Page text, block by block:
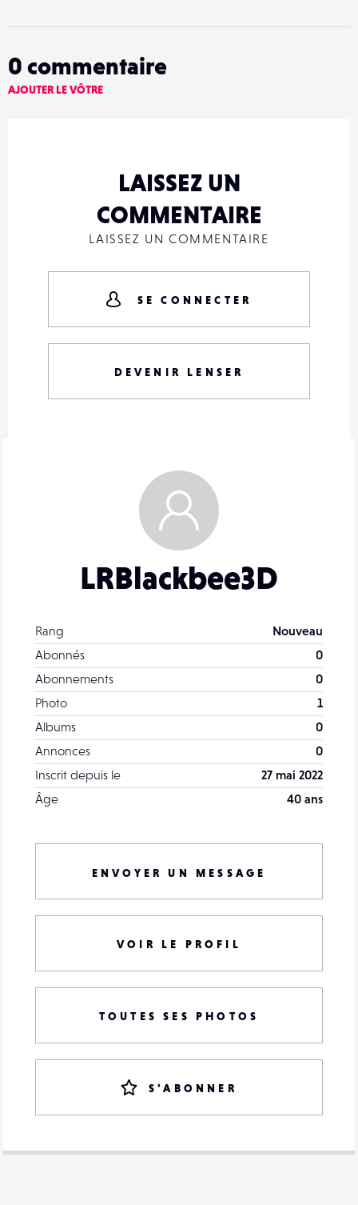
LRBlackbee3D
Rang
Nouveau
Abonnés
0
Abonnements
0
Photo
1
Albums
0
Annonces
0
Inscrit depuis le
27 mai 2022
Âge
40 ans
ENVOYER UN MESSAGE
VOIR LE PROFIL
TOUTES SES PHOTOS
S'ABONNER
0 commentaire
AJOUTER LE VÔTRE
LAISSEZ UN
COMMENTAIRE
LAISSEZ UN COMMENTAIRE
SE CONNECTER
DEVENIR LENSER